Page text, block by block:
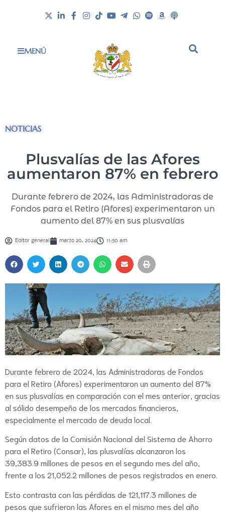
MENÚ
NOTICIAS
Plusvalías de las Afores
aumentaron 87% en febrero
Durante febrero de 2024, las Administradoras de
Fondos para el Retiro (Afores) experimentaron un
aumento del 87% en sus plusvalías
Editor general marzo 20, 2024 11:50 am
Durante febrero de 2024, las Administradoras de Fondos
para el Retiro (Afores) experimentaron un aumento del 87%
en sus plusvalías en comparación con el mes anterior, gracias
al sólido desempeño de los mercados financieros,
especialmente el mercado de deuda local.
Según datos de la Comisión Nacional del Sistema de Ahorro
para el Retiro (Consar), las plusvalías alcanzaron los
39,383.9 millones de pesos en el segundo mes del año,
frente a los 21,052.2 millones de pesos registrados en enero.
Esto contrasta con las pérdidas de 121,117.3 millones de
pesos que sufrieron las Afores en el mismo mes del año